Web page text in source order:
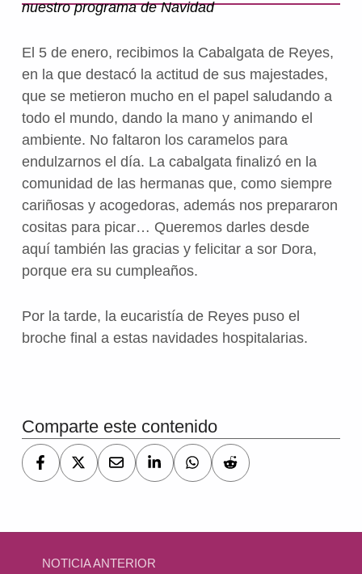
El 5 de enero, recibimos la Cabalgata de Reyes,
en la que destacó la actitud de sus majestades,
que se metieron mucho en el papel saludando a
todo el mundo, dando la mano y animando el
ambiente. No faltaron los caramelos para
endulzarnos el día. La cabalgata finalizó en la
comunidad de las hermanas que, como siempre
cariñosas y acogedoras, además nos prepararon
cositas para picar… Queremos darles desde
aquí también las gracias y felicitar a sor Dora,
porque era su cumpleaños.
Por la tarde, la eucaristía de Reyes puso el
broche final a estas navidades hospitalarias.
Comparte este contenido
Navegación de entradas
NOTICIA ANTERIOR